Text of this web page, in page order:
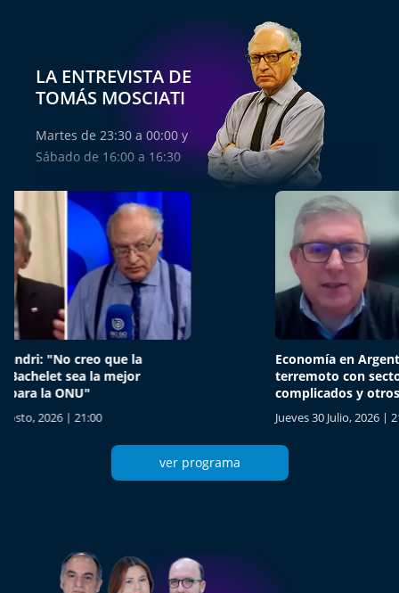
Trasnoche
Reto Inmobiliario
Punto de Encuentro
Yo invito
LA ENTREVISTA DE
TOMÁS MOSCIATI
Martes de 23:30 a 00:00 y
Sábado de 16:00 a 16:30
Economía en Argentina: "Es un gran
terremoto con sectores muy
complicados y otros muy satisfechos"
Jueves 30 Julio, 2026 | 21:00 Martes
ver programa